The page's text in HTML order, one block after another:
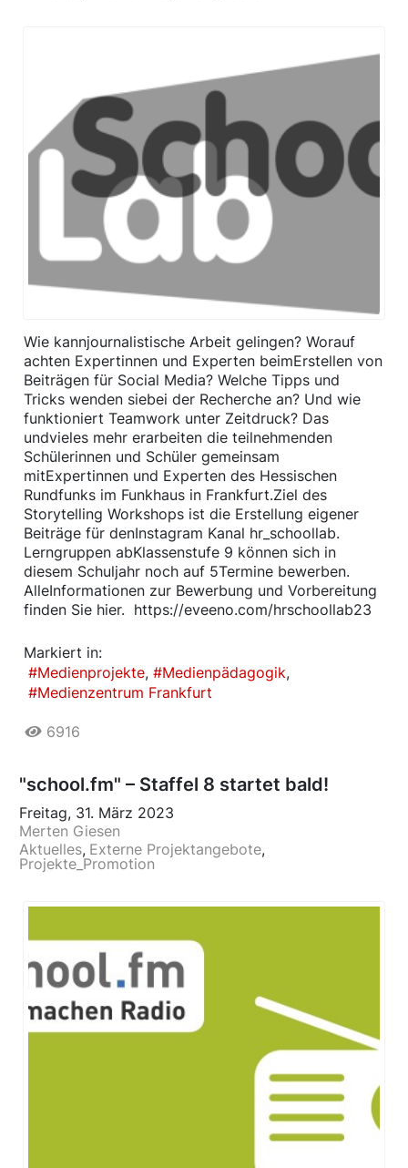
Wie kannjournalistische Arbeit gelingen? Worauf
achten Expertinnen und Experten beimErstellen von
Beiträgen für Social Media? Welche Tipps und
Tricks wenden siebei der Recherche an? Und wie
funktioniert Teamwork unter Zeitdruck? Das
undvieles mehr erarbeiten die teilnehmenden
Schülerinnen und Schüler gemeinsam
mitExpertinnen und Experten des Hessischen
Rundfunks im Funkhaus in Frankfurt.Ziel des
Storytelling Workshops ist die Erstellung eigener
Beiträge für denInstagram Kanal hr_schoollab.
Lerngruppen abKlassenstufe 9 können sich in
diesem Schuljahr noch auf 5Termine bewerben.
AlleInformationen zur Bewerbung und Vorbereitung
finden Sie hier. https://eveeno.com/hrschoollab23
Markiert in:
Medienprojekte
Medienpädagogik
Medienzentrum Frankfurt
6916
"school.fm" – Staffel 8 startet bald!
Freitag, 31. März 2023
Merten Giesen
Aktuelles Externe Projektangebote
Projekte_Promotion